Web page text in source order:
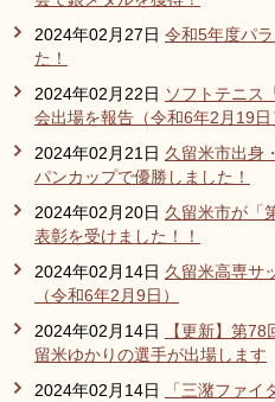
2024年02月27日 令和5年度パ
た！
2024年02月22日 ソフトテニス
会出場を報告（令和6年2月19日
2024年02月21日 久留米市出身
パンカップで優勝しました！
2024年02月20日 久留米市が「
表彰を受けました！！
2024年02月14日 久留米高専サ
（令和6年2月9日）
2024年02月14日
【更新】第
留米ゆかりの選手が出場します
2024年02月14日
「三潴ファ